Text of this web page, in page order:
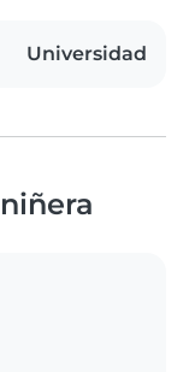
Universidad